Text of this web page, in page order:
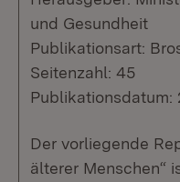
und Gesundheit
Publikationsart:
Seitenzahl: 45
Publikationsdatum:
Der vorliegende
älterer Menschen“